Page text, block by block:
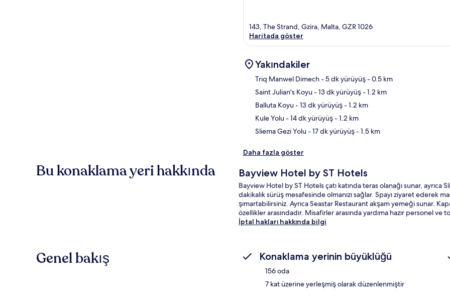
143, The Strand, Gzira, Malta, GZR 1026
Haritada göster
Yakındakiler
Triq Manwel Dimech- 5 dk yürüyüş- 0.5 km
Saint Julian's Koyu- 13 dk yürüyüş- 1.2 km
Balluta Koyu- 13 dk yürüyüş- 1.2 km
Kule Yolu- 14 dk yürüyüş- 1.2 km
Sliema Gezi Yolu- 17 dk yürüyüş- 1.5 km
Daha fazla göster
Bu konaklama yeri hakkında Bayview Hotel by ST Hotels
Bayview Hotel by ST Hotels çatı katında teras olanağı sunar,
dakikalık sürüş mesafesinde olmanızı sağlar. Spayı ziyaret ederek
şımartabilirsiniz. Ayrıca Seastar Restaurant akşam yemeği sunar.
özellikler arasındadır. Misafirler arasında yardıma hazır personel ve
İptal hakları hakkında bilgi
Genel bakış Konaklama yerinin büyüklüğü
156 oda
7 kat üzerine yerleşmiş olarak düzenlenmiştir